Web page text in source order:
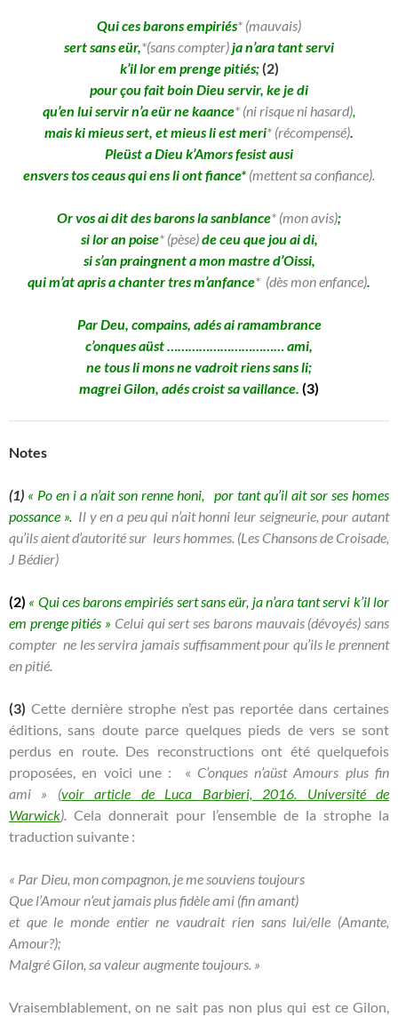
Qui ces barons empiriés* (mauvais)
sert sans eür,*(sans compter)ja n’ara tant servi
k’il lor em prenge pitiés;(2)
pour çou fait boin Dieu servir, ke je di
qu’en lui servir n’a eür ne kaance* (ni risque ni hasard),
mais ki mieus sert, et mieus li est meri* (récompensé).
Pleüst a Dieu k’Amors fesist ausi
ensvers tos ceaus qui ens li ont fiance* (mettent sa confiance).
Or vos ai dit des barons la sanblance* (mon avis);
si lor an poise* (pèse)de ceu que jou ai di,
si s’an praingnent a mon mastre d’Oissi,
qui m’at apris a chanter tres m’anfance* (dès monenfance).
Par Deu, compains, adés ai ramambrance
c’onques aüst …………………………… ami,
ne tous li mons ne vadroit riens sans li;
magrei Gilon, adés croist sa vaillance. (3)
Notes
(1) « Po en i a n’ait son renne honi,por tant qu’il ait sor ses homes
possance ». Il y en a peu qui n’ait honni leur seigneurie,pour autant
qu’ils aient d’autorité sur leurs hommes. (Les Chansons de Croisade,
J Bédier)
(2) « Qui ces barons empiriés sert sans eür, ja n’ara tant servi k’il lor
em prenge pitiés » Celui qui sert ses barons mauvais (dévoyés) sans
compter ne les servira jamais suffisamment pour qu’ils le prennent
en pitié.
(3) Cette dernière strophe n’est pas reportée dans certaines
éditions, sans doute parce quelques pieds de vers se sont
perdus en route. Des reconstructions ont été quelquefois
proposées, en voici une : « C’onques n’aüst Amours plus fin
ami » (voir article de Luca Barbieri, 2016. Université de
Warwick). Cela donnerait pour l’ensemble de la strophe la
traduction suivante :
« Par Dieu, mon compagnon, je me souviens toujours
Que l’Amour n’eut jamais plus fidèle ami (fin amant)
et que le monde entier ne vaudrait rien sans lui/elle (Amante,
Amour?);
Malgré Gilon, sa valeur augmente toujours. »
Vraisemblablement, on ne sait pas non plus qui est ce Gilon,